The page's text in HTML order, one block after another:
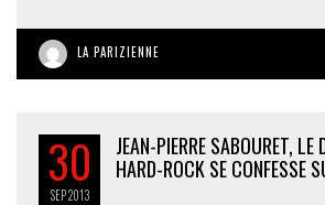
LA PARIZIENNE
30
SEP2013
JEAN-PIERRE SABOURET,
HARD-ROCK SE CONFESSE